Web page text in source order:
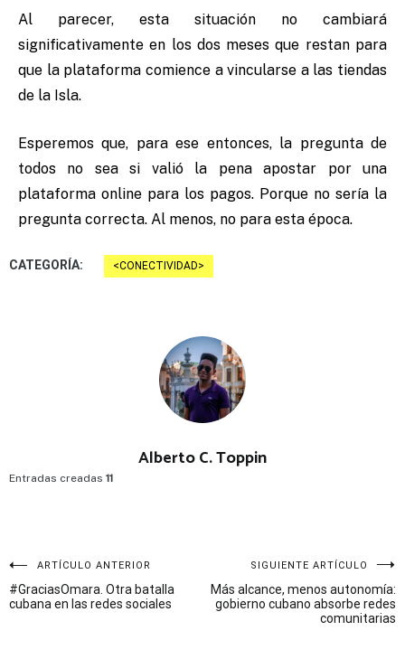
Al parecer, esta situación no cambiará
significativamente en los dos meses que restan para
que la plataforma comience a vincularse a las tiendas
de la Isla.
Esperemos que, para ese entonces, la pregunta de
todos no sea si valió la pena apostar por una
plataforma online para los pagos. Porque no sería la
pregunta correcta. Al menos, no para esta época.
CATEGORÍA: CONECTIVIDAD
Alberto C. Toppin
Entradas creadas 11
Navegación
de
ARTÍCULO ANTERIOR
#GraciasOmara. Otra batalla
cubana en las redes sociales
SIGUIENTE ARTÍCULO
Más alcance, menos autonomía:
gobierno cubano absorbe redes
comunitarias